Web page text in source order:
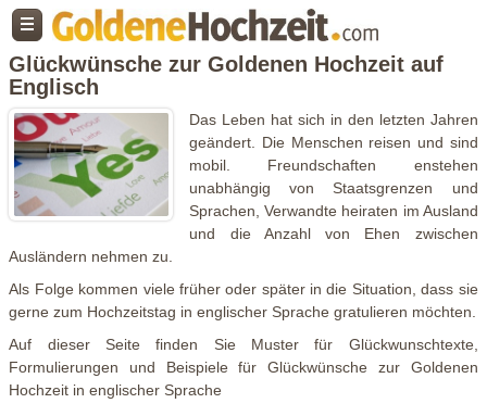
Glückwünsche zur Goldenen Hochzeit auf
Englisch
Das Leben hat sich in den letzten Jahren
geändert. Die Menschen reisen und sind
mobil. Freundschaften enstehen
unabhängig von Staatsgrenzen und
Sprachen, Verwandte heiraten im Ausland
und die Anzahl von Ehen zwischen
Ausländern nehmen zu.
Als Folge kommen viele früher oder später in die Situation, dass sie
gerne zum Hochzeitstag in englischer Sprache gratulieren möchten.
Auf dieser Seite finden Sie Muster für Glückwunschtexte,
Formulierungen und Beispiele für Glückwünsche zur Goldenen
Hochzeit in englischer Sprache